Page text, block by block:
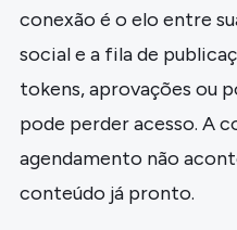
conexão é o elo entre
social e a fila de
tokens, aprovações ou
pode perder acesso. A
agendamento não
conteúdo já pronto.